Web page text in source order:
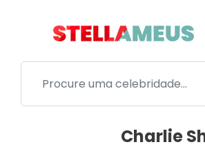
Charlie